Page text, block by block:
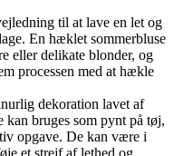
til at lave en let og
En hæklet sommerbluse
eller delikate blonder, og
processen med at hækle
dekoration lavet af
bruges som pynt på tøj,
opgave. De kan være i
et strejf af lethed og